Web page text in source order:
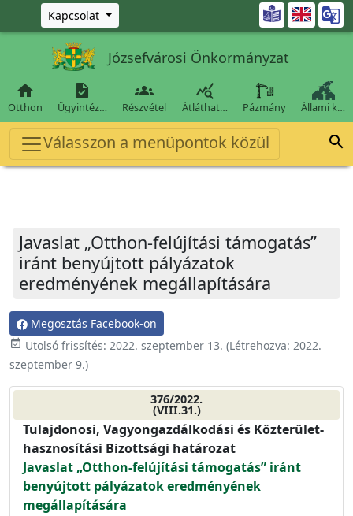
Ugrás a fő tartalomra
Kapcsolat 
Józsefvárosi Önkormányzat

Otthon

Ügyintéz…

Részvétel

Átláthat… Pázmány Állami k…
Válasszon a menüpontok közül 
Javaslat „Otthon-felújítási támogatás”
iránt benyújtott pályázatok
eredményének megállapítására
Megosztás Facebook-on
event_available Utolsó frissítés: 2022. szeptember 13. (Létrehozva: 2022.
szeptember 9.)
376/2022.
(VIII.31.)
Tulajdonosi, Vagyongazdálkodási és Közterület-
hasznosítási Bizottsági határozat
Javaslat „Otthon-felújítási támogatás” iránt
benyújtott pályázatok eredményének
megállapítására